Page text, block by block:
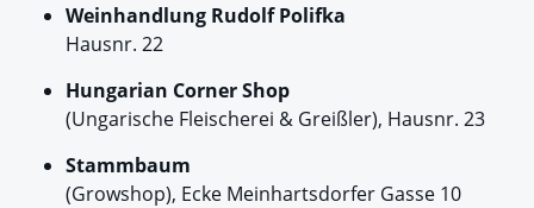
Weinhandlung Rudolf Polifka
Hausnr. 22
Hungarian Corner Shop
(Ungarische Fleischerei & Greißler), Hausnr. 23
Stammbaum
(Growshop), Ecke Meinhartsdorfer Gasse 10